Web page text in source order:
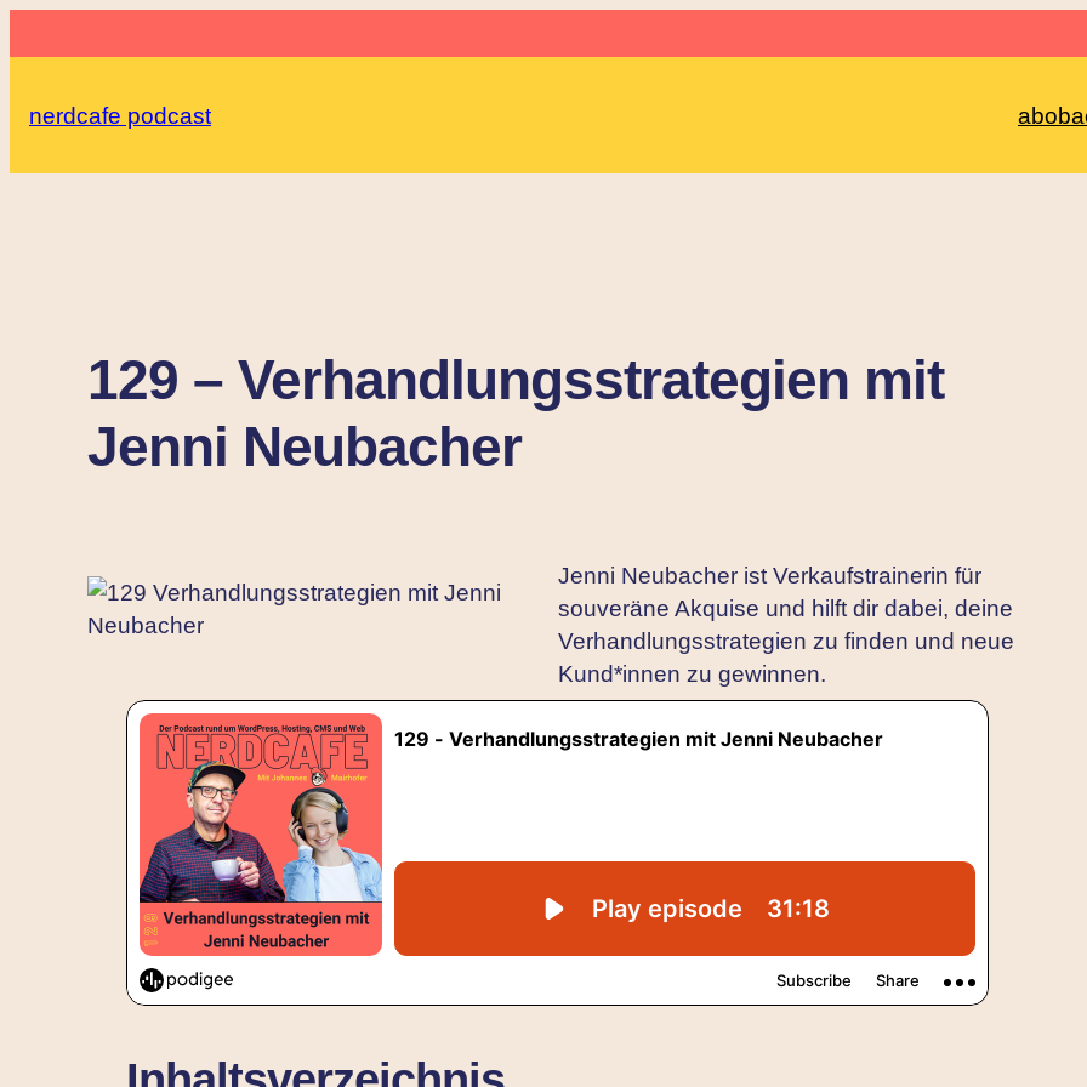
Inhalt
nerdcafe podcast
abo
129 – Verhandlungsstrategien mit
Jenni Neubacher
Jenni Neubacher ist Verkaufstrainerin für
souveräne Akquise und hilft dir dabei, deine
Verhandlungsstrategien zu finden und neue
Kund*innen zu gewinnen.